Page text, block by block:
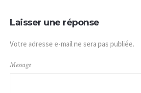
Laisser une réponse
Votre adresse e-mail ne sera pas publiée.
Message